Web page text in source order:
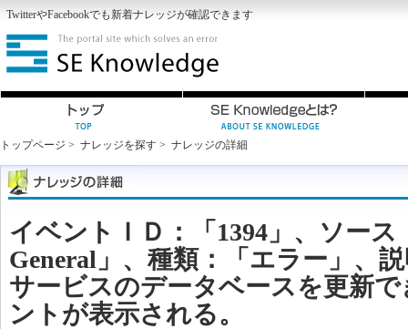
TwitterやFacebookでも新着ナレッジが確認できます
トップページ > ナレッジを探す > ナレッジの詳細
イベントＩＤ：「1394」、ソース
General」、種類：「エラー」、
サービスのデータベースを更新
ントが表示される。